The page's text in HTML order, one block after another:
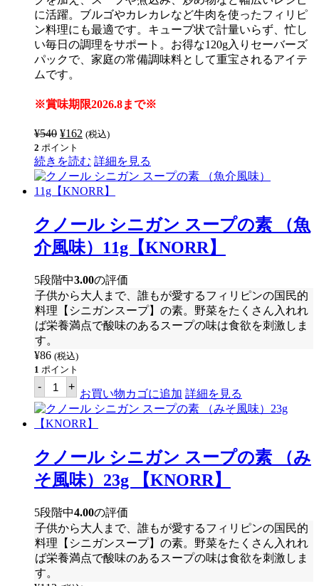
に活躍。ブルゴやカレカレなど牛肉を使ったフィリピ
ン料理にも最適です。キューブ状で計量いらず、忙し
い毎日の調理をサポート。お得な120g入りセーバーズ
パックで、家庭の常備調味料として重宝されるアイテ
ムです。
※賞味期限2026.8まで※
¥540 元
の
価
格
は
で
し
た。
¥162 現
の
価
格
¥162
で
す。
(税込)
2 ポイント
続きを読む 詳細を見る
クノール シニガン スープの素 （魚
介風味）11g【KNORR】
5段階中3.00の評価
子供から大人まで、誰もが愛するフィリピンの国民的
料理【シニガンスープ】の素。野菜をたくさん入れれ
ば栄養満点で酸味のあるスープの味は食欲を刺激しま
す。
¥86 (税込)
1 ポイント
- ク
ノ
ー
ル
シ
ン
ス
ー
の
素
（魚
介
風
味）
11g【KNORR】
+
お買い物カゴに追加 詳細を見る
クノール シニガン スープの素 （み
そ風味）23g 【KNORR】
5段階中4.00の評価
子供から大人まで、誰もが愛するフィリピンの国民的
料理【シニガンスープ】の素。野菜をたくさん入れれ
ば栄養満点で酸味のあるスープの味は食欲を刺激しま
す。